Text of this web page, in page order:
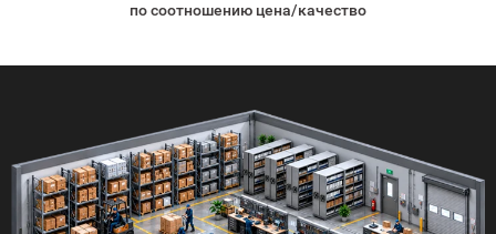
по соотношению цена/качество